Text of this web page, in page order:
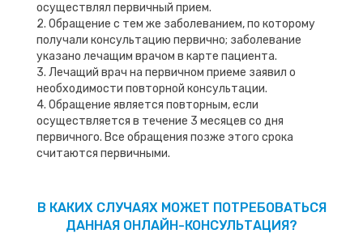
осуществлял первичный прием.
2. Обращение с тем же заболеванием, по которому
получали консультацию первично; заболевание
указано лечащим врачом в карте пациента.
3. Лечащий врач на первичном приеме заявил о
необходимости повторной консультации.
4. Обращение является повторным, если
осуществляется в течение 3 месяцев со дня
первичного. Все обращения позже этого срока
считаются первичными.
В КАКИХ СЛУЧАЯХ МОЖЕТ ПОТРЕБОВАТЬСЯ
ДАННАЯ ОНЛАЙН-КОНСУЛЬТАЦИЯ?